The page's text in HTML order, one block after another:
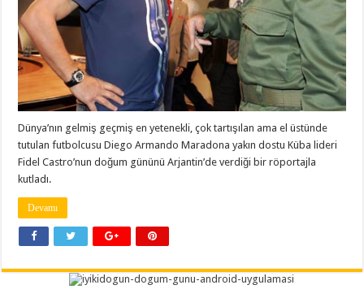
Dünya’nın gelmiş geçmiş en yetenekli, çok tartışılan ama el üstünde
tutulan futbolcusu Diego Armando Maradona yakın dostu Küba lideri
Fidel Castro’nun doğum gününü Arjantin’de verdiği bir röportajla
kutladı.
Devamı